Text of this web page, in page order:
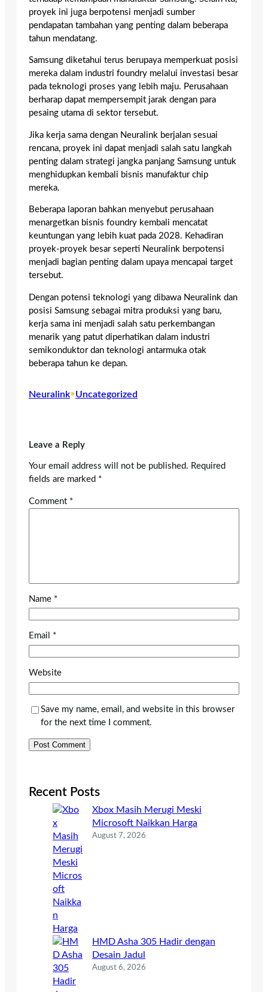
proyek ini juga berpotensi menjadi sumber
pendapatan tambahan yang penting dalam beberapa
tahun mendatang.
Samsung diketahui terus berupaya memperkuat posisi
mereka dalam industri foundry melalui investasi besar
pada teknologi proses yang lebih maju. Perusahaan
berharap dapat mempersempit jarak dengan para
pesaing utama di sektor tersebut.
Jika kerja sama dengan Neuralink berjalan sesuai
rencana, proyek ini dapat menjadi salah satu langkah
penting dalam strategi jangka panjang Samsung untuk
menghidupkan kembali bisnis manufaktur chip
mereka.
Beberapa laporan bahkan menyebut perusahaan
menargetkan bisnis foundry kembali mencatat
keuntungan yang lebih kuat pada 2028. Kehadiran
proyek-proyek besar seperti Neuralink berpotensi
menjadi bagian penting dalam upaya mencapai target
tersebut.
Dengan potensi teknologi yang dibawa Neuralink dan
posisi Samsung sebagai mitra produksi yang baru,
kerja sama ini menjadi salah satu perkembangan
menarik yang patut diperhatikan dalam industri
semikonduktor dan teknologi antarmuka otak
beberapa tahun ke depan.
Neuralink•Uncategorized
Leave a Reply
Your email address will not be published. Required
fields are marked *
Comment *
Name *
Email *
Website
Save my name, email, and website in this browser
for the next time I comment.
Recent Posts
Xbox Masih Merugi Meski
Microsoft Naikkan Harga
August 7, 2026
HMD Asha 305 Hadir dengan
Desain Jadul
August 6, 2026